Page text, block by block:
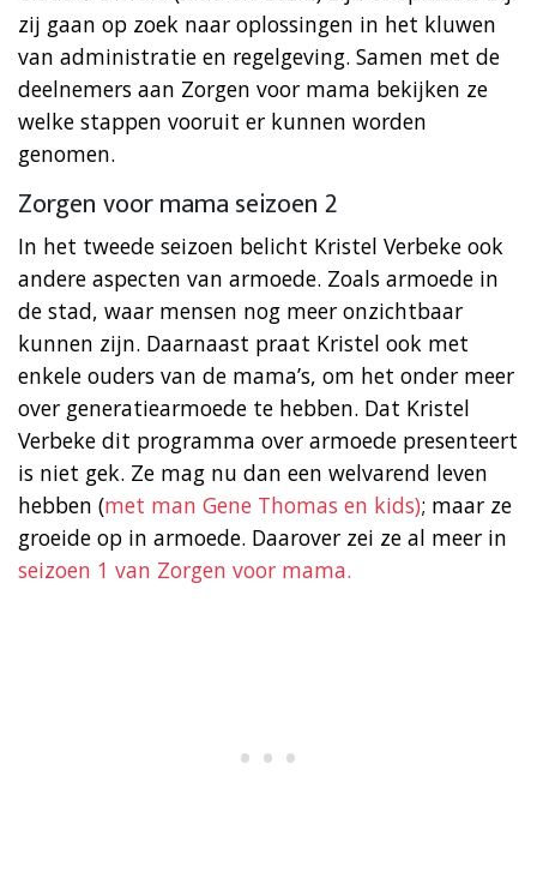
zij gaan op zoek naar oplossingen in het kluwen
van administratie en regelgeving. Samen met de
deelnemers aan Zorgen voor mama bekijken ze
welke stappen vooruit er kunnen worden
genomen.
Zorgen voor mama seizoen 2
In het tweede seizoen belicht Kristel Verbeke ook
andere aspecten van armoede. Zoals armoede in
de stad, waar mensen nog meer onzichtbaar
kunnen zijn. Daarnaast praat Kristel ook met
enkele ouders van de mama’s, om het onder meer
over generatiearmoede te hebben. Dat Kristel
Verbeke dit programma over armoede presenteert
is niet gek. Ze mag nu dan een welvarend leven
hebben (met man Gene Thomas en kids); maar ze
groeide op in armoede. Daarover zei ze al meer in
seizoen 1 van Zorgen voor mama.